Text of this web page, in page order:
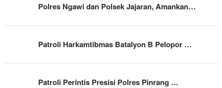
Polres Ngawi dan Polsek Jajaran, Amankan…
Patroli Harkamtibmas Batalyon B Pelopor …
Patroli Perintis Presisi Polres Pinrang …